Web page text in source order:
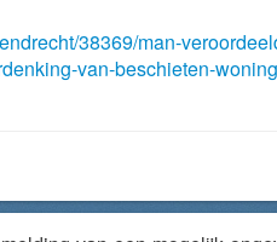
38369/man-
van-beschieten-